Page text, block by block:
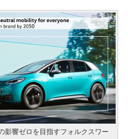
影響ゼロを目指すフォルクスワー